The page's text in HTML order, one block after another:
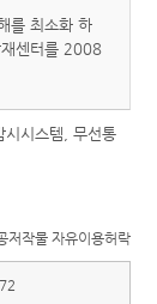
를 최소화 하
재센터를 2008
시시스템, 무선통